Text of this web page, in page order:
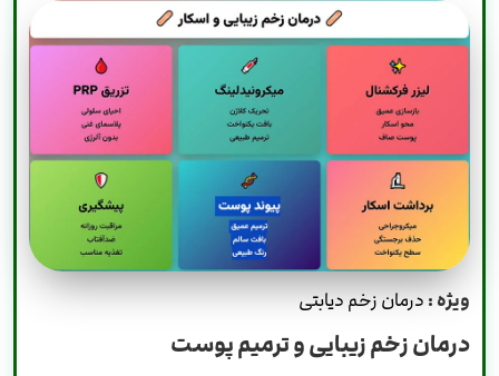
ویژه : درمان زخم دیابتی
درمان زخم زیبایی و ترمیم پوست